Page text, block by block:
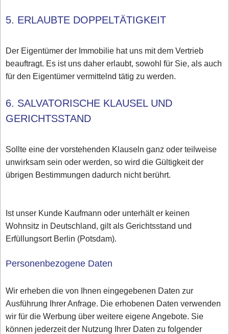
5. ERLAUBTE DOPPELTÄTIGKEIT
Der Eigentümer der Immobilie hat uns mit dem Vertrieb
beauftragt. Es ist uns daher erlaubt, sowohl für Sie, als auch
für den Eigentümer vermittelnd tätig zu werden.
6. SALVATORISCHE KLAUSEL UND
GERICHTSSTAND
Sollte eine der vorstehenden Klauseln ganz oder teilweise
unwirksam sein oder werden, so wird die Gültigkeit der
übrigen Bestimmungen dadurch nicht berührt.
Ist unser Kunde Kaufmann oder unterhält er keinen
Wohnsitz in Deutschland, gilt als Gerichtsstand und
Erfüllungsort Berlin (Potsdam).
Personenbezogene Daten
Wir erheben die von Ihnen eingegebenen Daten zur
Ausführung Ihrer Anfrage. Die erhobenen Daten verwenden
wir für die Werbung über weitere eigene Angebote. Sie
können jederzeit der Nutzung Ihrer Daten zu folgender